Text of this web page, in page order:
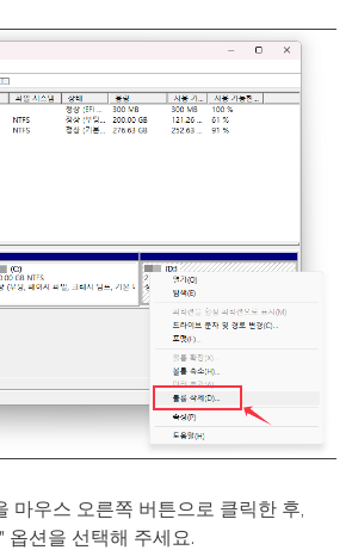
마우스 오른쪽 버튼으로 클릭한 후,
옵션을 선택해 주세요.